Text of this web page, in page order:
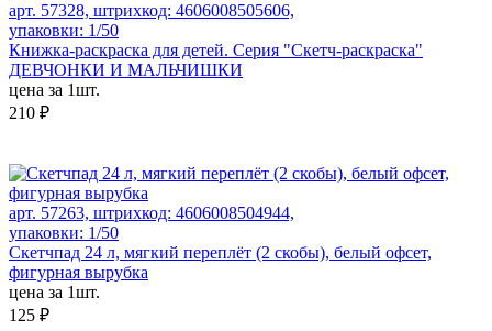
арт. 57328, штрихкод: 4606008505606,
упаковки: 1/50
Книжка-раскраска для детей. Серия "Скетч-раскраска"
ДЕВЧОНКИ И МАЛЬЧИШКИ
цена за 1шт.
210 ₽
арт. 57263, штрихкод: 4606008504944,
упаковки: 1/50
Скетчпад 24 л, мягкий переплёт (2 скобы), белый офсет,
фигурная вырубка
цена за 1шт.
125 ₽